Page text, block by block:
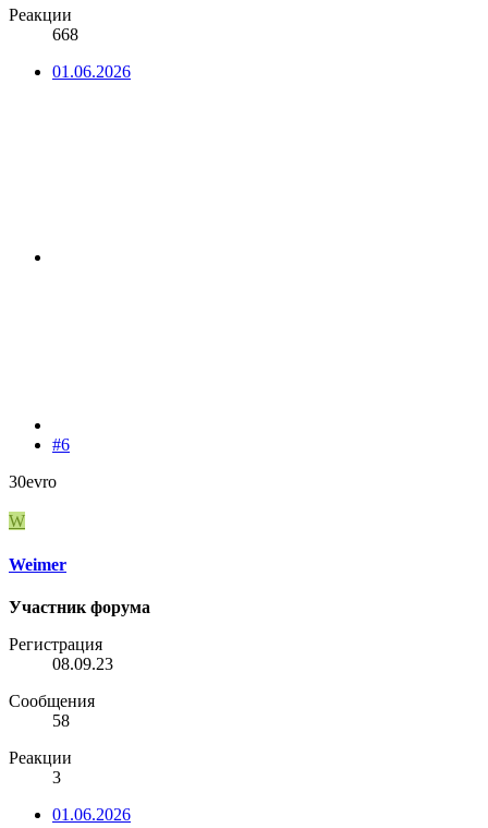
Реакции
668
01.06.2026
#6
30evro
W
Weimer
Участник форума
Регистрация
08.09.23
Сообщения
58
Реакции
3
01.06.2026